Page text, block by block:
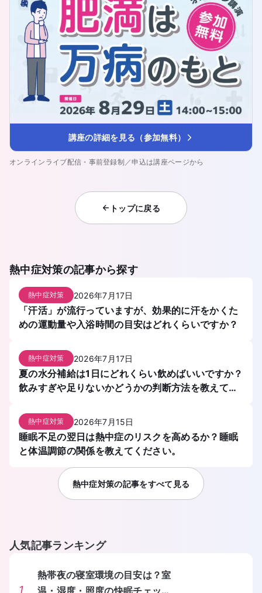
講座の詳細を見る（参加無料）
オンラインライブ配信・事前登録制／申込は講座ページから
トップに戻る
熱中症対策の記事から探す
熱中症対策 2026年7月17日
「汗活」が流行っていますが、効果的に汗をかくた
めの運動量や入浴時間の目安はどれくらいですか？
熱中症対策 2026年7月17日
夏の水分補給は1日にどれくらい飲めばいいですか？
飲みすぎや足りないかどうかの判断方法を教えてく
熱中症対策 2026年7月15日
睡眠不足の翌日は熱中症のリスクを高めるか？睡眠
と体温調節の関係を教えてください。
熱中症対策の記事をすべて見る
人気記事ランキング
1
熱帯夜の寝室環境の目安は？室